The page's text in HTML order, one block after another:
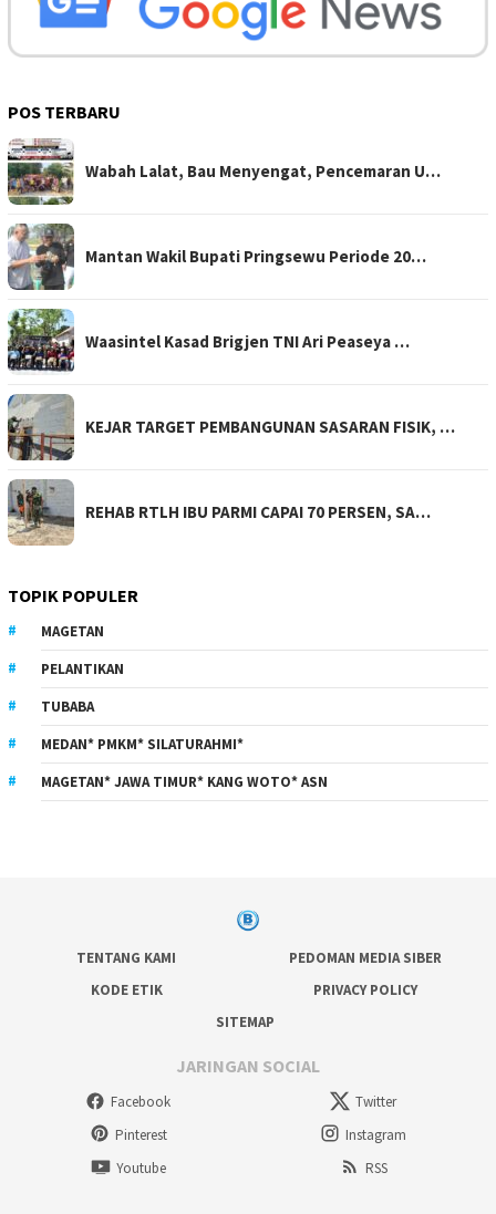
POS TERBARU
Wabah Lalat, Bau Menyengat, Pencemaran U…
Mantan Wakil Bupati Pringsewu Periode 20…
Waasintel Kasad Brigjen TNI Ari Peaseya …
KEJAR TARGET PEMBANGUNAN SASARAN FISIK, …
REHAB RTLH IBU PARMI CAPAI 70 PERSEN, SA…
TOPIK POPULER
MAGETAN
PELANTIKAN
TUBABA
MEDAN* PMKM* SILATURAHMI*
MAGETAN* JAWA TIMUR* KANG WOTO* ASN
TENTANG KAMI
PEDOMAN MEDIA SIBER
KODE ETIK
PRIVACY POLICY
SITEMAP
JARINGAN SOCIAL
Facebook
Twitter
Pinterest
Instagram
Youtube
RSS